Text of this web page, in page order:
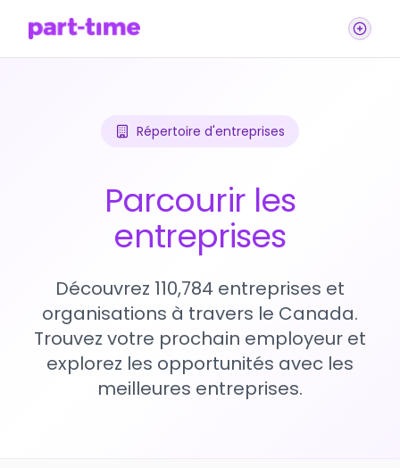
Répertoire d'entreprises
Parcourir les
entreprises
Découvrez 110,784 entreprises et
organisations à travers le Canada.
Trouvez votre prochain employeur et
explorez les opportunités avec les
meilleures entreprises.